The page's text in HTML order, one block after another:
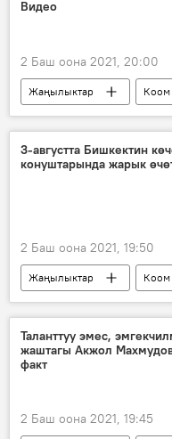
Видео
2 Баш оона 2021, 20:00
Жаңылыктар Коом
Окуялар
Видео
полиция
3-августта Бишкектин
конуштарында жарык
2 Баш оона 2021, 19:50
Жаңылыктар Коом
Бишкек
жарык
Таланттуу эмес,
жаштагы Акжол Махмудов
факт
2 Баш оона 2021, 19:45